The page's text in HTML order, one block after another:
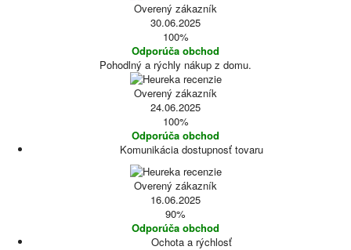
Overený zákazník
30.06.2025
100%
Odporúča obchod
Pohodlný a rýchly nákup z domu.
Overený zákazník
24.06.2025
100%
Odporúča obchod
Komunikácia dostupnosť tovaru
Overený zákazník
16.06.2025
90%
Odporúča obchod
Ochota a rýchlosť